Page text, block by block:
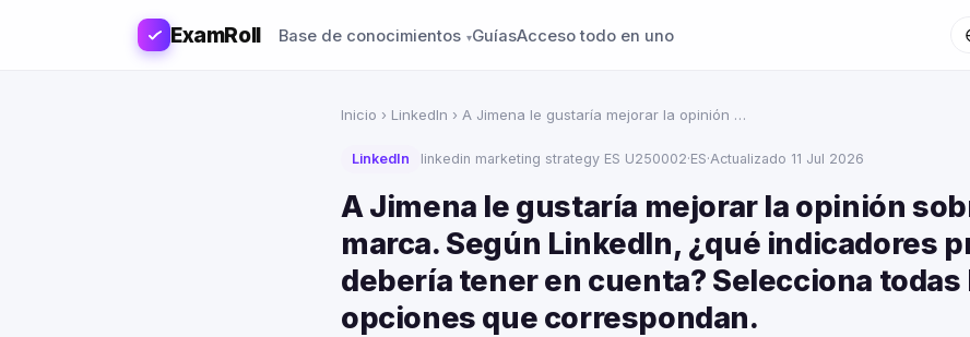
ExamRoll Base de conocimientos GuíasAcceso todo en uno
Inicio › LinkedIn › A Jimena le gustaría mejorar la opinión …
LinkedIn linkedin marketing strategy ES U250002·ES·Actualizado 11 Jul 2026
A Jimena le gustaría mejorar la opinión
marca. Según LinkedIn, ¿qué indicadores
debería tener en cuenta? Selecciona todas
opciones que correspondan.